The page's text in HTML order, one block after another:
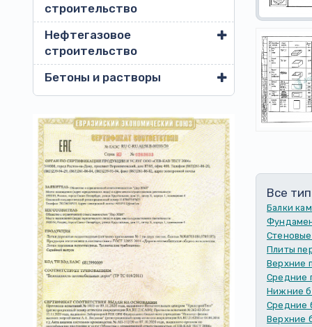
строительство
Нефтегазовое
строительство
Бетоны и растворы
Все
Балки
Плиты
Верхние
Средние
Нижние
Средние
Верхние